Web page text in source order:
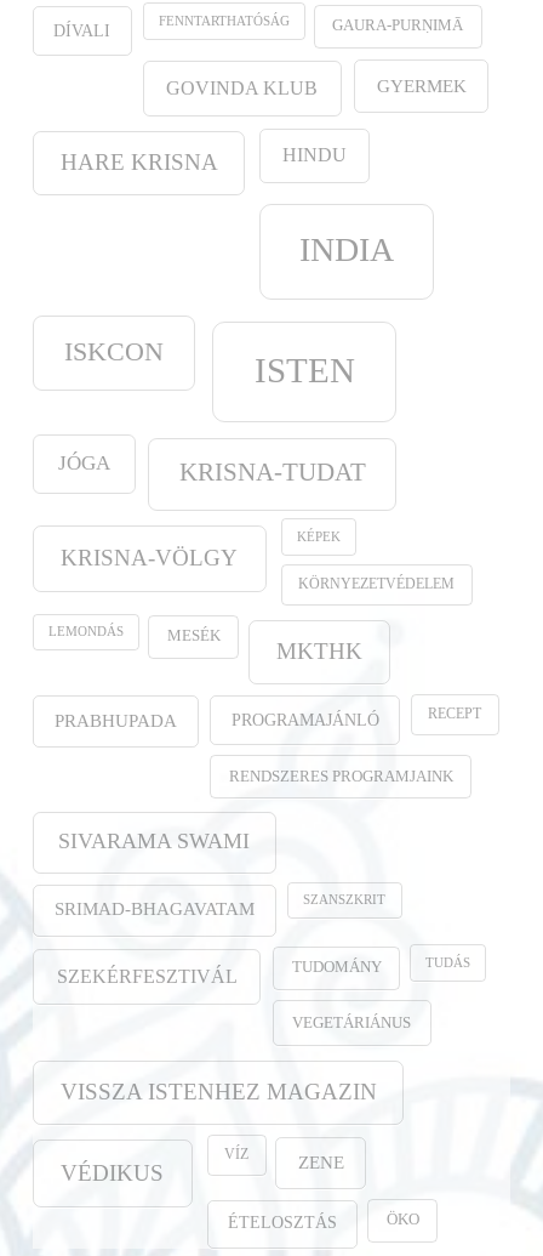
DÍVALI FENNTARTHATÓSÁG GAURA-PURṆIMĀ
GOVINDA KLUB GYERMEK
HARE KRISNA HINDU
INDIA
ISKCON ISTEN
JÓGA KRISNA-TUDAT
KRISNA-VÖLGY
KÉPEK
KÖRNYEZETVÉDELEM
LEMONDÁS MESÉK
MKTHK
PRABHUPADA PROGRAMAJÁNLÓ RECEPT
RENDSZERES PROGRAMJAINK
SIVARAMA SWAMI
SRIMAD-BHAGAVATAM SZANSZKRIT
SZEKÉRFESZTIVÁL TUDOMÁNY TUDÁS
VEGETÁRIÁNUS
VISSZA ISTENHEZ MAGAZIN
VÉDIKUS
VÍZ ZENE
ÉTELOSZTÁS ÖKO